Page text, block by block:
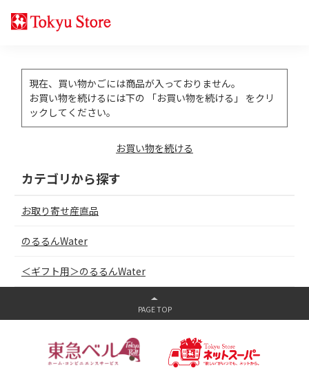
現在、買い物かごには商品が入っておりません。
お買い物を続けるには下の 「お買い物を続ける」 をクリ
ックしてください。
お買い物を続ける
カテゴリから探す
お取り寄せ産直品
のるるんWater
＜ギフト用＞のるるんWater